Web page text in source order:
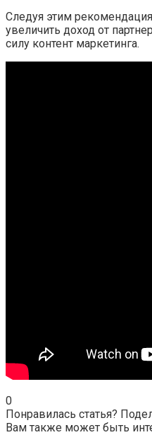
Следуя этим
увеличить доход от
силу контент маркетинга.
0
Понравилась статья?
Вам также может быть